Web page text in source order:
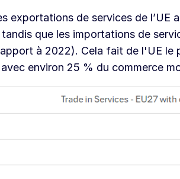
exportations de services de l’UE
que les importations de
à 2022). Cela fait de l'UE
environ 25 % du commerce